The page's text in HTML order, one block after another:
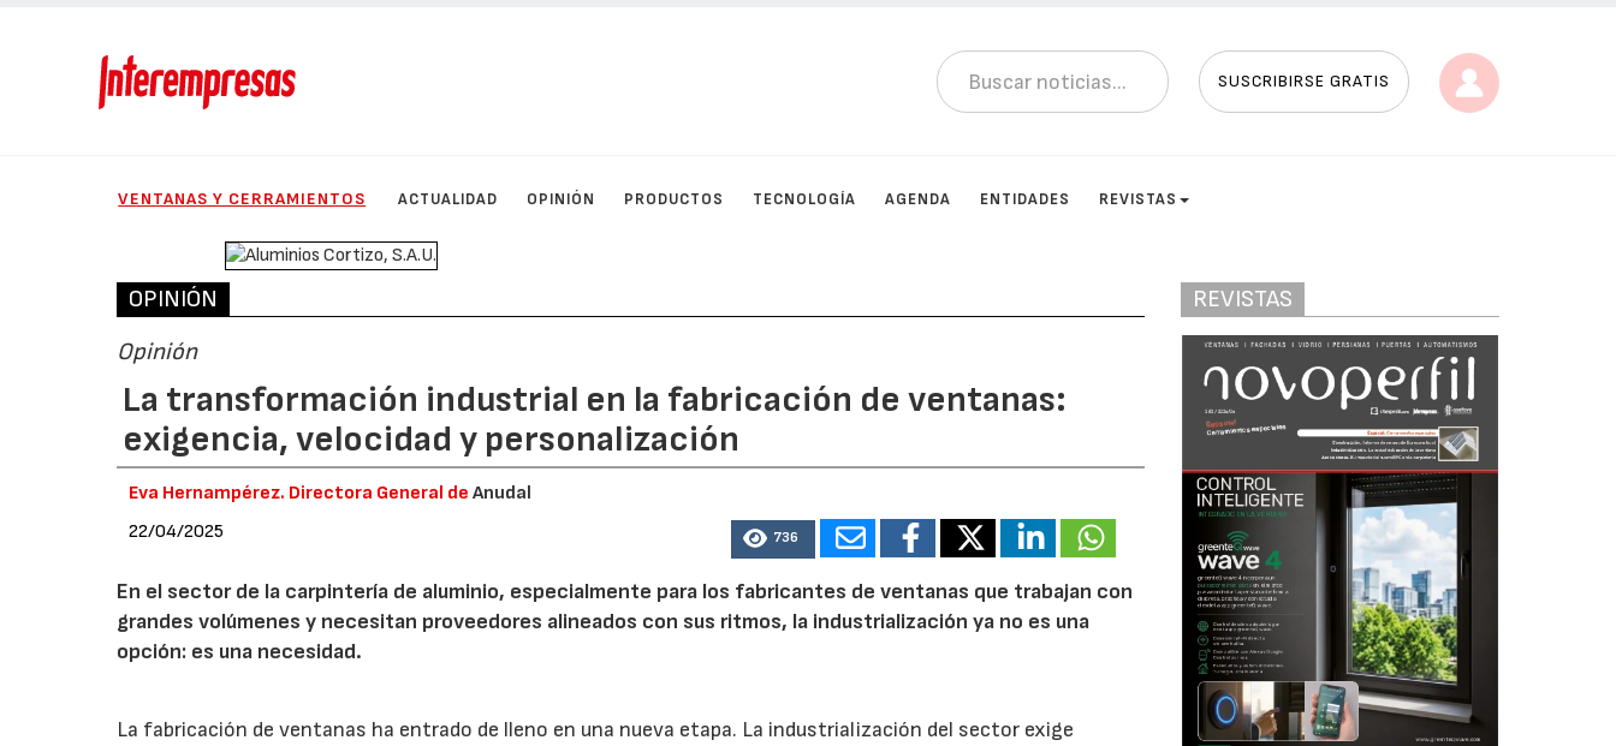
SUSCRIBIRSE GRATIS
VENTANAS Y CERRAMIENTOS ACTUALIDAD OPINIÓN PRODUCTOS TECNOLOGÍA AGENDA ENTIDADES REVISTAS
OPINIÓN
Opinión
La transformación industrial en la fabricación de ventanas:
exigencia, velocidad y personalización
Eva Hernampérez. Directora General deAnudal
22/04/2025
736
En el sector de la carpintería de aluminio, especialmente para los fabricantes de ventanas que trabajan con
grandes volúmenes y necesitan proveedores alineados con sus ritmos, la industrialización ya no es una
opción: es una necesidad.
La fabricación de ventanas ha entrado de lleno en una nueva etapa. La industrialización del sector exige
REVISTAS